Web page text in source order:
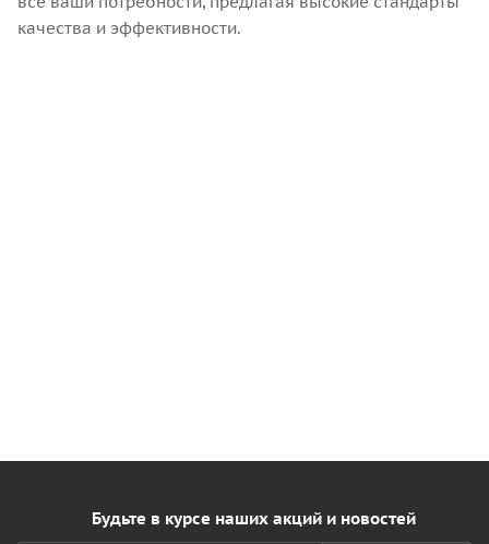
качества и эффективности.
Будьте в курсе наших акций и новостей